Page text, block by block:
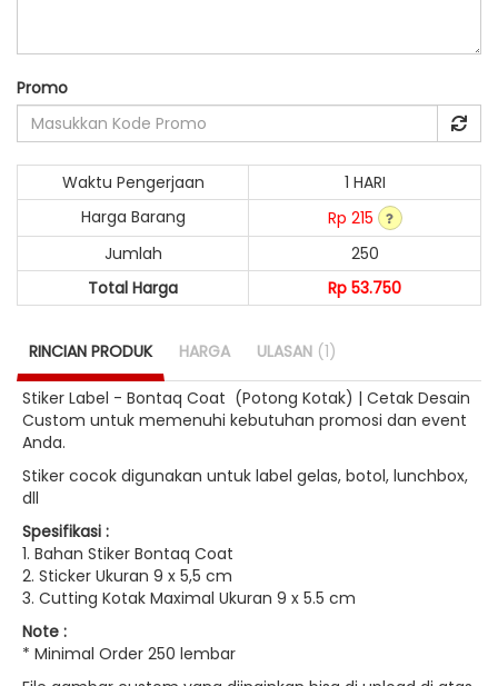
Promo
Waktu Pengerjaan
1 HARI
Harga Barang
Rp 215
Jumlah
250
Total Harga
Rp 53.750
RINCIAN PRODUK HARGA ULASAN (1)
Stiker Label - Bontaq Coat (Potong Kotak) | Cetak Desain
Custom untuk memenuhi kebutuhan promosi dan event
Anda.
Stiker cocok digunakan untuk label gelas, botol, lunchbox,
dll
Spesifikasi :
1. Bahan Stiker Bontaq Coat
2. Sticker Ukuran 9 x 5,5 cm
3. Cutting Kotak Maximal Ukuran 9 x 5.5 cm
Note :
* Minimal Order 250 lembar